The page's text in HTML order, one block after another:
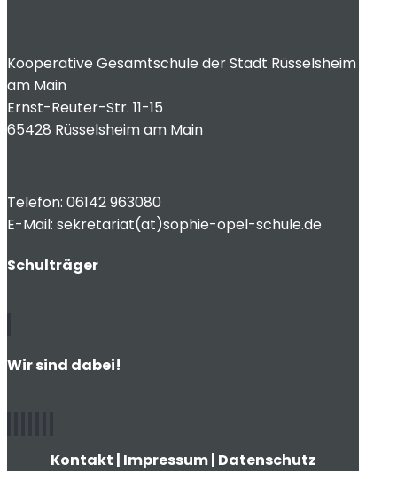
Kooperative Gesamtschule der Stadt Rüsselsheim
am Main
Ernst-Reuter-Str. 11-15
65428 Rüsselsheim am Main
Telefon: 06142 963080
E-Mail: sekretariat(at)sophie-opel-schule.de
Schulträger
Wir sind dabei!
Kontakt | Impressum| Datenschutz